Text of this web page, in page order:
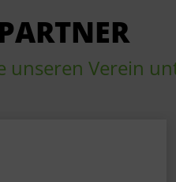
unseren Verein